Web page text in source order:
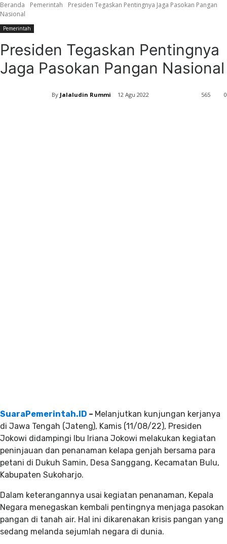
Beranda Pemerintah
Presiden Tegaskan Pentingnya Jaga Pasokan Pangan
Nasional
Pemerintah
Presiden Tegaskan Pentingnya
Jaga Pasokan Pangan Nasional
By Jalaludin Rummi 12 Agu 2022 0
565
SuaraPemerintah.ID – Melanjutkan kunjungan kerjanya
di Jawa Tengah (Jateng), Kamis (11/08/22), Presiden
Jokowi didampingi Ibu Iriana Jokowi melakukan kegiatan
peninjauan dan penanaman kelapa genjah bersama para
petani di Dukuh Samin, Desa Sanggang, Kecamatan Bulu,
Kabupaten Sukoharjo.
Dalam keterangannya usai kegiatan penanaman, Kepala
Negara menegaskan kembali pentingnya menjaga pasokan
pangan di tanah air. Hal ini dikarenakan krisis pangan yang
sedang melanda sejumlah negara di dunia.